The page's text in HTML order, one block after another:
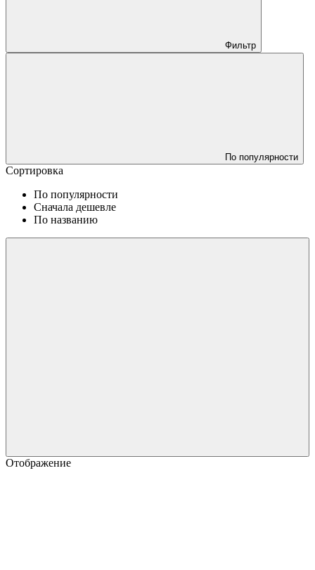
Фильтр
По популярности
Сортировка
По популярности
Сначала дешевле
По названию
Отображение